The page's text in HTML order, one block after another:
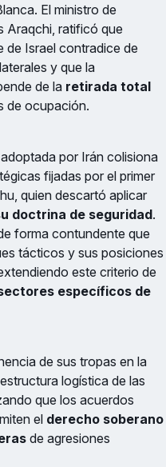
El ministro de
Araqchi, ratificó que
de Israel contradice de
y que la
de la retirada total
de ocupación.
por Irán colisiona
fijadas por el primer
quien descartó aplicar
doctrina de seguridad.
forma contundente que
tácticos y sus posiciones
este criterio de
específicos de
de sus tropas en la
logística de las
que los acuerdos
el derecho soberano
de agresiones